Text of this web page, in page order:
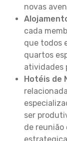
novas
cada
que todos
quartos
atividades
Hotéis de
ser
de reunião